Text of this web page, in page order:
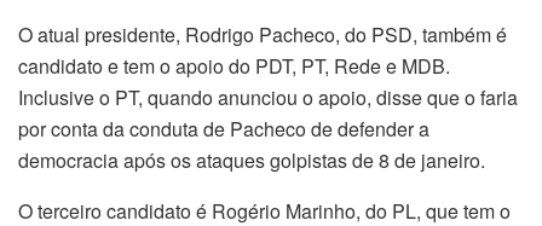
O atual presidente, Rodrigo Pacheco, do PSD, também é
candidato e tem o apoio do PDT, PT, Rede e MDB.
Inclusive o PT, quando anunciou o apoio, disse que o faria
por conta da conduta de Pacheco de defender a
democracia após os ataques golpistas de 8 de janeiro.
O terceiro candidato é Rogério Marinho, do PL, que tem o